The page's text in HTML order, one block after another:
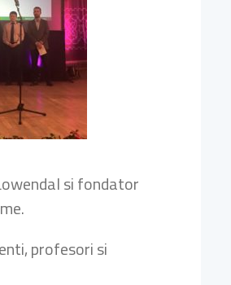
si fondator
profesori si